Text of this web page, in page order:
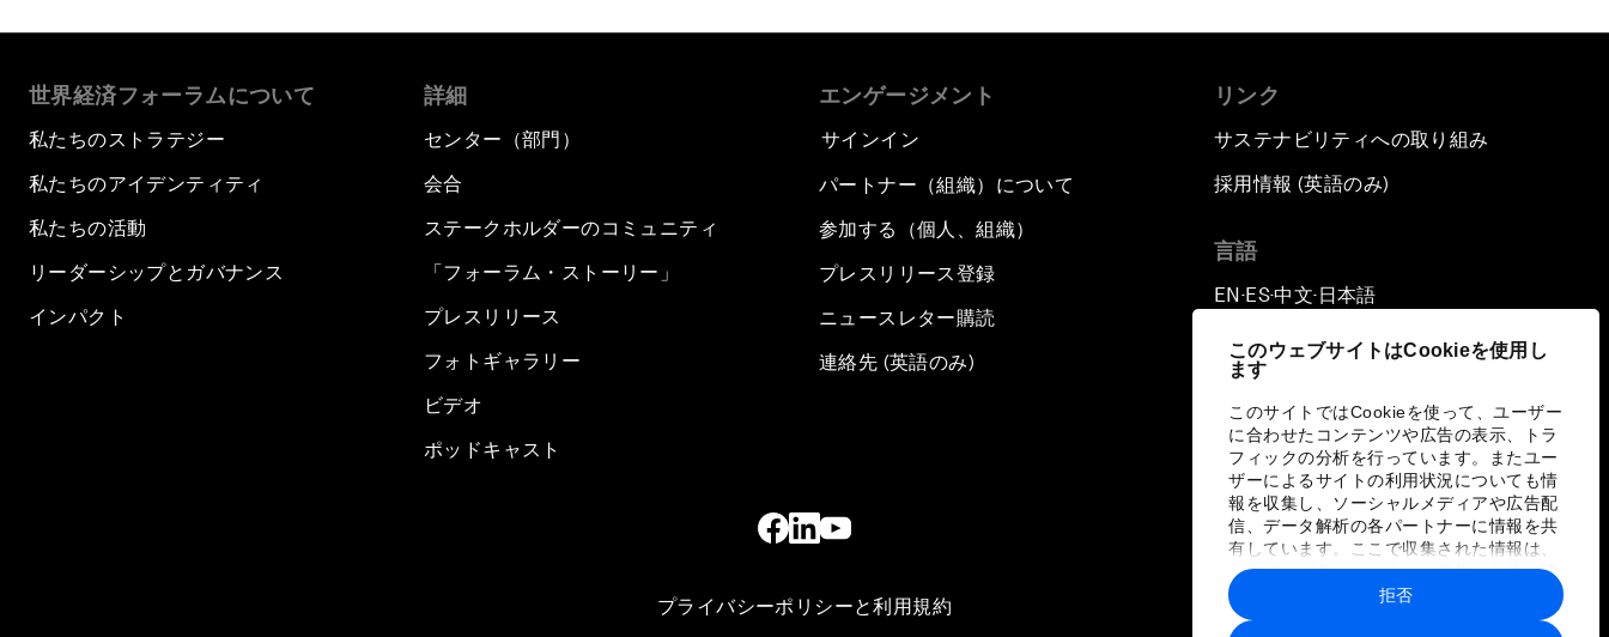
このウェブサイトはCookieを使用し
ます
このサイトではCookieを使って、ユーザー
に合わせたコンテンツや広告の表示、トラ
フィックの分析を行っています。またユー
ザーによるサイトの利用状況についても情
報を収集し、ソーシャルメディアや広告配
信、データ解析の各パートナーに情報を共
有しています。ここで収集された情報は、
ユーザーが各パートナーに提供した他の情
報や各パートナーのサービスを使用した際
に収集された情報と組み合わされ、各パー
拒否
世界経済フォーラムについて
私たちのストラテジー
私たちのアイデンティティ
私たちの活動
リーダーシップとガバナンス
インパクト
詳細
センター（部門）
会合
ステークホルダーのコミュニティ
「フォーラム・ストーリー」
プレスリリース
フォトギャラリー
ビデオ
ポッドキャスト
エンゲージメント
サインイン
パートナー（組織）について
参加する（個人、組織）
プレスリリース登録
ニュースレター購読
連絡先 (英語のみ)
リンク
サステナビリティへの取り組み
採用情報 (英語のみ)
言語
EN ▪ ES▪中文▪ 日本語
プライバシーポリシーと利用規約